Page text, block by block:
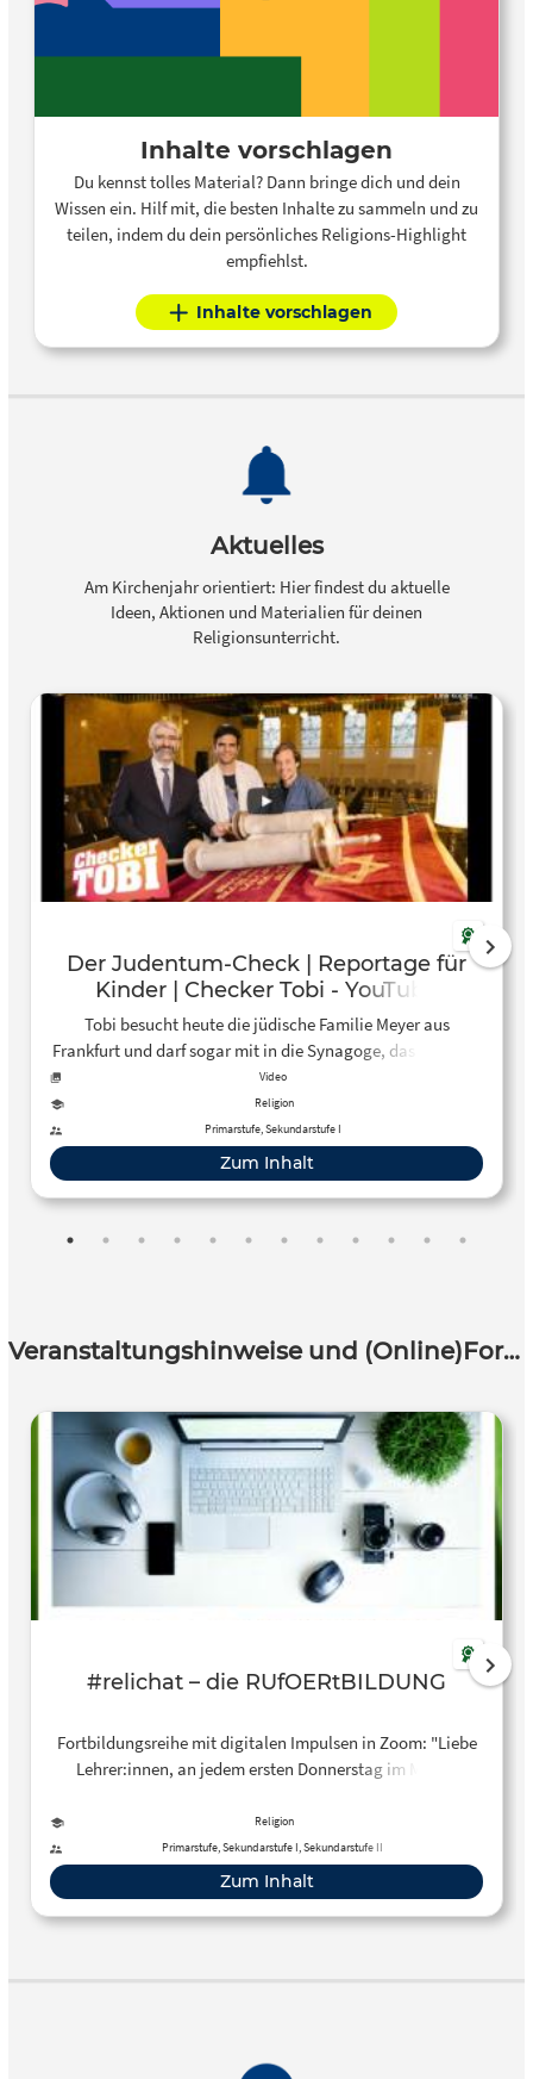
Inhalte vorschlagen
Du kennst tolles Material? Dann bringe dich und dein
Wissen ein. Hilf mit, die besten Inhalte zu sammeln und zu
teilen, indem du dein persönliches Religions-Highlight
empfiehlst.
Inhalte vorschlagen
Aktuelles
Am Kirchenjahr orientiert: Hier findest du aktuelle
Ideen, Aktionen und Materialien für deinen
Religionsunterricht.
Der Judentum-Check | Reportage für
Kinder | Checker Tobi - YouTube
Tobi besucht heute die jüdische Familie Meyer aus
Frankfurt und darf sogar mit in die Synagoge, das jüdische
Gotteshaus gehen. Der „Rabbiner" leitet den Gott...
Video
Religion
Primarstufe, Sekundarstufe I
Zum Inhalt
Veranstaltungshinweise und (Online)Fortbildungen
#relichat – die RUfOERtBILDUNG
Fortbildungsreihe mit digitalen Impulsen in Zoom: "Liebe
Lehrer:innen, an jedem ersten Donnerstag im Monat
#relichat – die RUfOERtBILDUNg stattfinden."
Religion
Primarstufe, Sekundarstufe I, Sekundarstufe II
Zum Inhalt